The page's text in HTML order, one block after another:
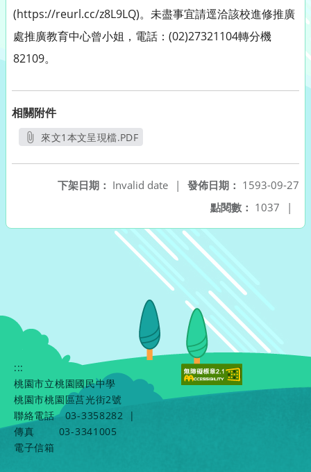
(https://reurl.cc/z8L9LQ)。未盡事宜請逕洽該校進修推廣
處推廣教育中心曾小姐，電話：(02)27321104轉分機
82109。
相關附件
來文1本文呈現檔.PDF
發佈日期： 1593-09-27
下架日期： Invalid date
|
點閱數： 1037 |
:::
桃園市立桃園國民中學
桃園市桃園區莒光街2號
聯絡電話
03-3358282
|
傳真
03-3341005
電子信箱